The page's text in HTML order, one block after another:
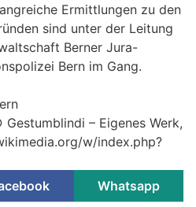
Ermittlungen zu den
sind unter der Leitung
Berner Jura-
Bern im Gang.
– Eigenes Werk,
w/index.php?
Whatsapp